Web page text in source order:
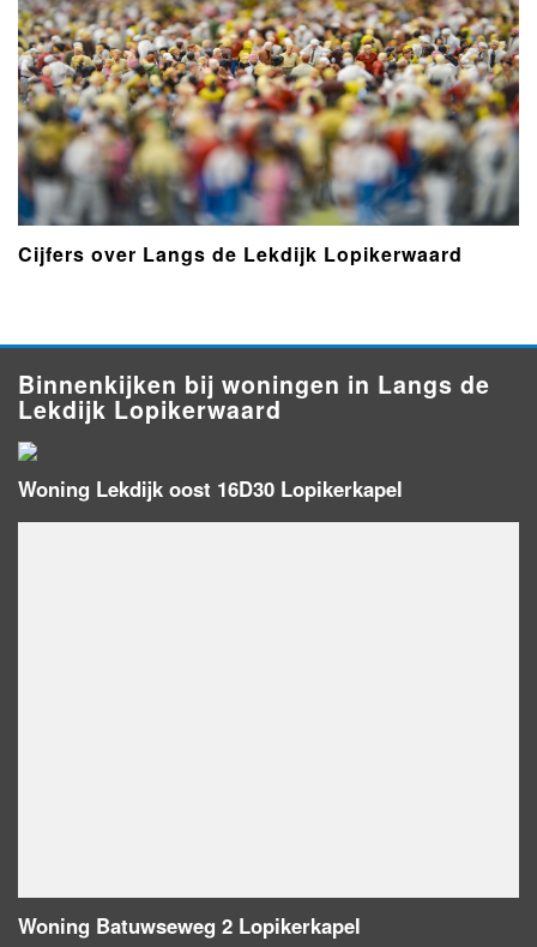
Cijfers over Langs de Lekdijk Lopikerwaard
Binnenkijken bij woningen in Langs de
Lekdijk Lopikerwaard
Woning Lekdijk oost 16D30 Lopikerkapel
Woning Batuwseweg 2 Lopikerkapel